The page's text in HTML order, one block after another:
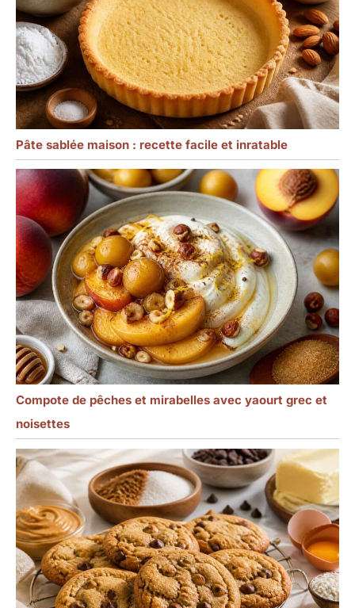
Pâte sablée maison : recette facile et inratable
Compote de pêches et mirabelles avec yaourt grec et
noisettes